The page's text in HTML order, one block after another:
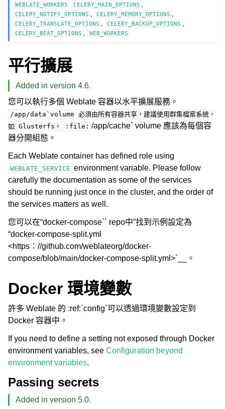
WEBLATE_WORKERS CELERY_MAIN_OPTIONS ,
CELERY_NOTIFY_OPTIONS , CELERY_MEMORY_OPTIONS ,
CELERY_TRANSLATE_OPTIONS , CELERY_BACKUP_OPTIONS ,
CELERY_BEAT_OPTIONS , WEB_WORKERS
平行擴展
Added in version 4.6.
您可以執行多個 Weblate 容器以水平擴展服務。
/app/data`volume 必須由所有容器共享，建議使用群集檔案系統，
如 Glusterfs。 :file: /app/cache` volume 應該為每個容
器分開組態。
Each Weblate container has defined role using
WEBLATE_SERVICE environment variable. Please follow
carefully the documentation as some of the services
should be running just once in the cluster, and the order of
the services matters as well.
您可以在“docker-compose`` repo中”找到示例設定為
“docker-compose-split.yml
<https：//github.com/weblateorg/docker-
compose/blob/main/docker-compose-split.yml>`__。
Docker 環境變數
許多 Weblate 的 :ref:`config`可以透過環境變數設定到
Docker 容器中。
If you need to define a setting not exposed through Docker
environment variables, see Configuration beyond
environment variables.
Passing secrets
Added in version 5.0.